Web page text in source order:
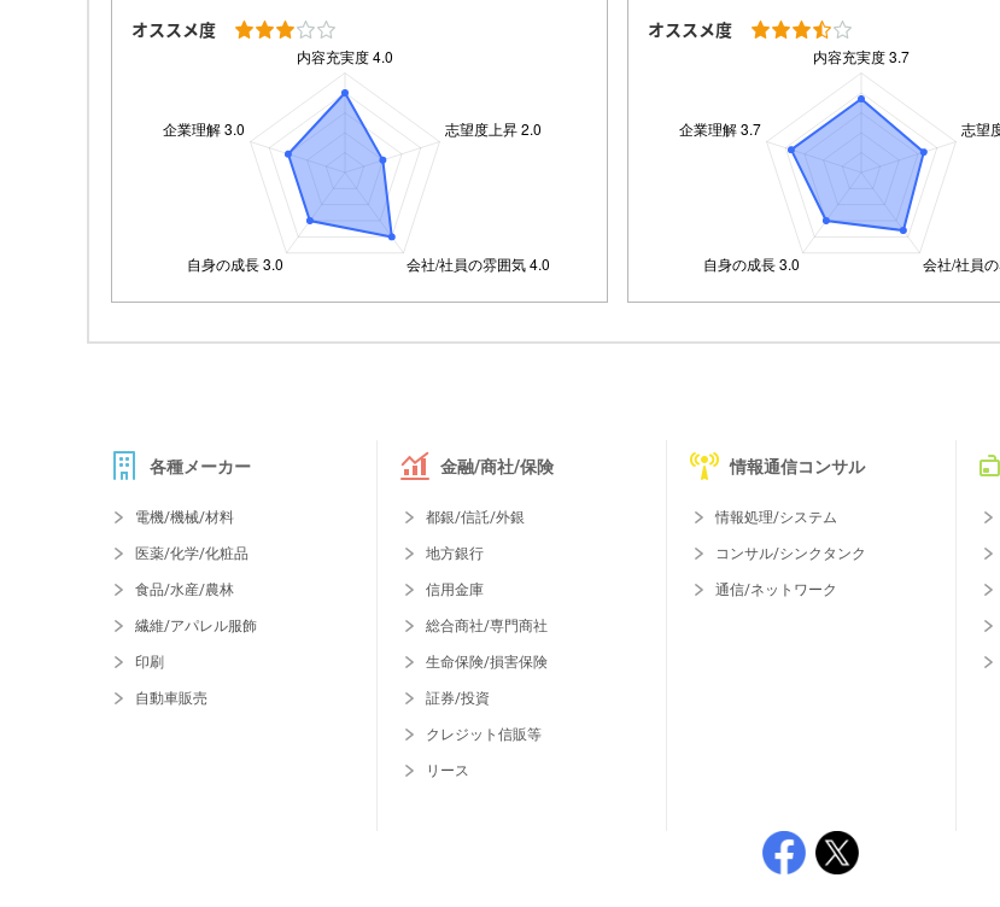
オススメ度 オススメ度
各種メーカー
電機/機械/材料
医薬/化学/化粧品
食品/水産/農林
繊維/アパレル服飾
印刷
自動車販売
金融/商社/保険
都銀/信託/外銀
地方銀行
信用金庫
総合商社/専門商社
生命保険/損害保険
証券/投資
クレジット信販等
リース
情報通信コンサル
情報処理/システム
コンサル/シンクタンク
通信/ネットワーク